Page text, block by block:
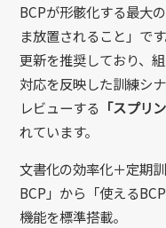
BCPが形骸化する最大
ま放置されること」で
更新を推奨しており、
対応を反映した訓練シ
レビューする 「スプリ
れています。
文書化の効率化＋定期
BCP」から「使える
機能を標準搭載。